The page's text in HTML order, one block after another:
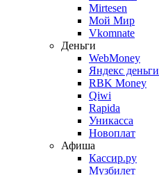
Mirtesen
Мой Мир
Vkomnate
Деньги
WebMoney
Яндекс деньги
RBK Money
Qiwi
Rapida
Уникасса
Новоплат
Афиша
Кассир.ру
Музбилет